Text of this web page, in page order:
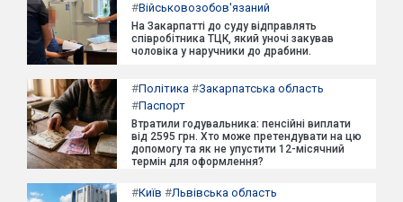
#Військовозобов'язаний
На Закарпатті до суду відправлять
співробітника ТЦК, який уночі закував
чоловіка у наручники до драбини.
#Політика #Закарпатська область
#Паспорт
Втратили годувальника: пенсійні виплати
від 2595 грн. Хто може претендувати на цю
допомогу та як не упустити 12-місячний
термін для оформлення?
#Київ #Львівська область